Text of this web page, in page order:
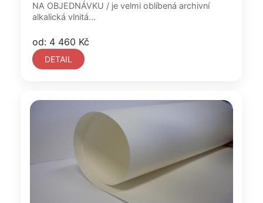
NA OBJEDNÁVKU / je velmi oblíbená archivní
alkalická vlnitá...
od: 4 460 Kč
DETAIL